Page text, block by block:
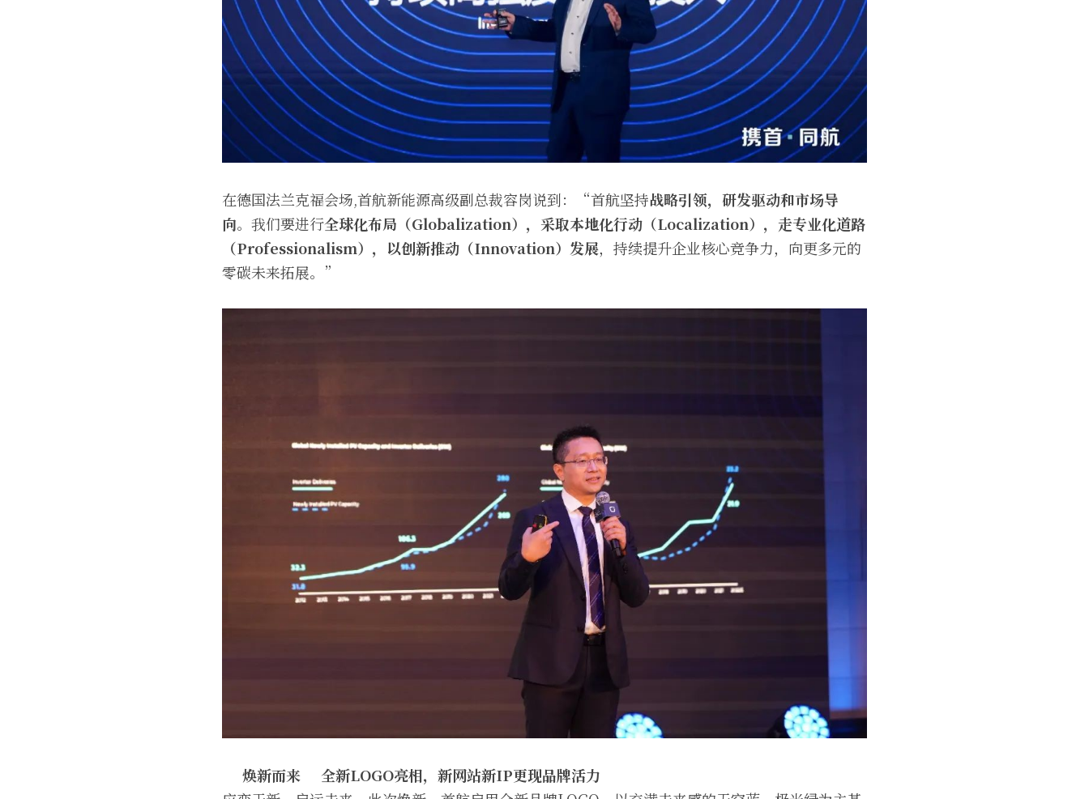
在德国法兰克福会场,首航新能源高级副总裁容岗说到：“首航坚持战略引领，研发驱动和市场导
向。我们要进行全球化布局（Globalization），采取本地化行动（Localization），走专业化道路
（Professionalism），以创新推动（Innovation）发展，持续提升企业核心竞争力，向更多元的
零碳未来拓展。”
焕新而来
全新LOGO亮相，新网站新IP更现品牌活力